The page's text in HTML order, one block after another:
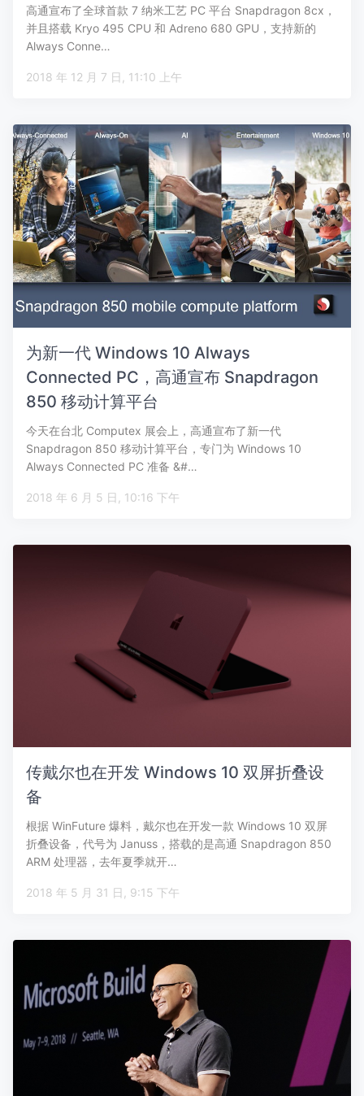
高通宣布了全球首款 7 纳米工艺 PC 平台 Snapdragon 8cx，
并且搭载 Kryo 495 CPU 和 Adreno 680 GPU，支持新的
Always Conne…
2018 年 12 月 7 日, 11:10 上午
为新一代 Windows 10 Always
Connected PC，高通宣布 Snapdragon
850 移动计算平台
今天在台北 Computex 展会上，高通宣布了新一代
Snapdragon 850 移动计算平台，专门为 Windows 10
Always Connected PC 准备 &#…
2018 年 6 月 5 日, 10:16 下午
传戴尔也在开发 Windows 10 双屏折叠设
备
根据 WinFuture 爆料，戴尔也在开发一款 Windows 10 双屏
折叠设备，代号为 Januss，搭载的是高通 Snapdragon 850
ARM 处理器，去年夏季就开…
2018 年 5 月 31 日, 9:15 下午